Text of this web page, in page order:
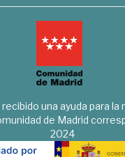
una ayuda para la
de Madrid
2024